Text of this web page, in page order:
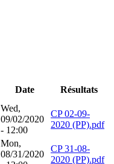
Date
Résultats
Wed,
09/02/2020
- 12:00
CP 02-09-
2020 (PP).pdf
Mon,
08/31/2020
CP 31-08-
2020 (PP).pdf